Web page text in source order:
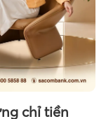
chỉ tiền